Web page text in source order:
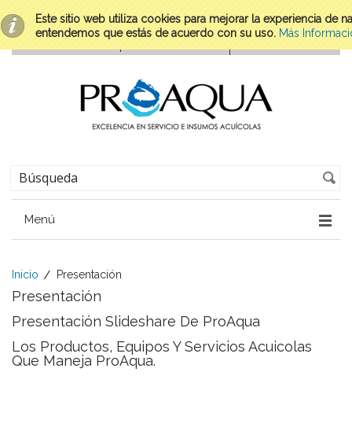
Este sitio web utiliza cookies para mejorar la experiencia de
entendemos que estás de acuerdo con su uso. Más
Menú
Inicio Presentación
Presentación
Presentación Slideshare De ProAqua
Los Productos, Equipos Y Servicios Acuicolas
Que Maneja ProAqua.